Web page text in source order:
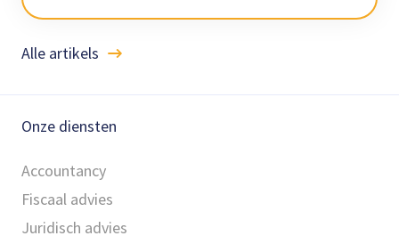
Alle artikels
Onze diensten
Accountancy
Fiscaal advies
Juridisch advies